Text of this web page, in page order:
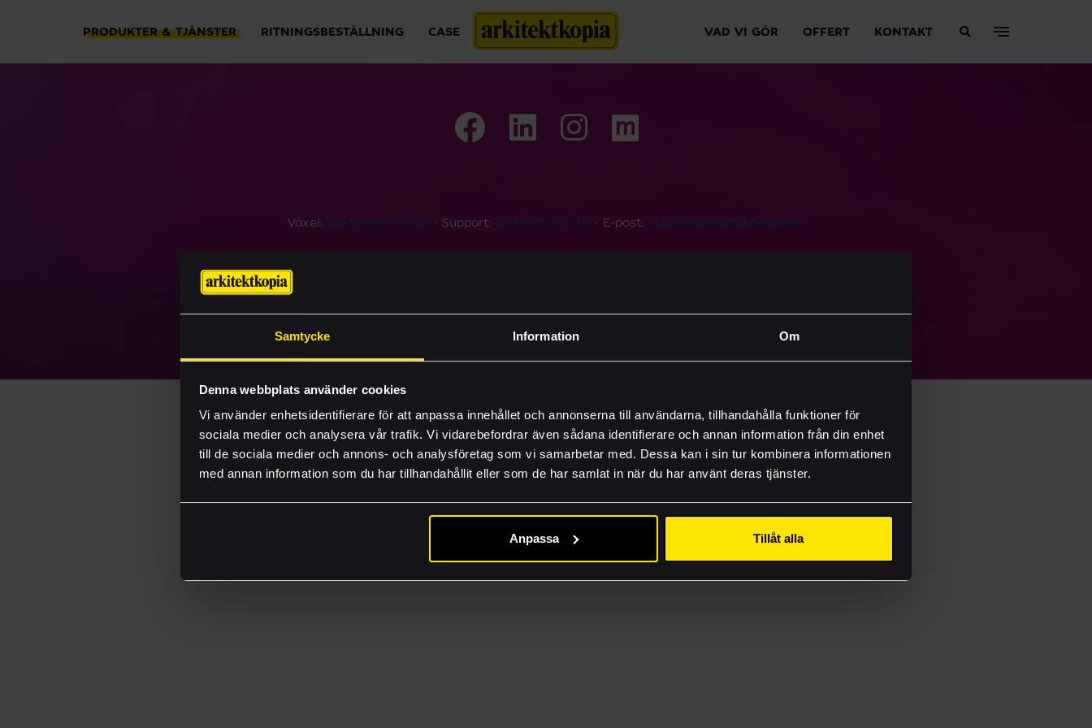
Samtycke Information Om
Denna webbplats använder cookies
Vi använder enhetsidentifierare för att anpassa innehållet och annonserna till användarna, tillhandahålla funktioner för
sociala medier och analysera vår trafik. Vi vidarebefordrar även sådana identifierare och annan information från din enhet
till de sociala medier och annons- och analysföretag som vi samarbetar med. Dessa kan i sin tur kombinera informationen
med annan information som du har tillhandahållit eller som de har samlat in när du har använt deras tjänster.
Anpassa Tillåt alla
PRODUKTER & TJÄNSTER RITNINGSBESTÄLLNING CASE VAD VI GÖR OFFERT KONTAKT
Växel: 08-50 60 70 00 • Support: 0775-70 50 00 • E-post: support@arkitektkopia.se
VI FINNS PÅ FLERA ORTER RUNT I HELA LANDET. HITTA DITT NÄRMASTE TRYCKERI
Byggprojekt
FAQ
Lämna rätt material
Jobba hos oss
Akademi